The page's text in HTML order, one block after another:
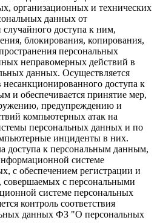
организационных и технических
данных от
доступа к ним,
блокирования, копирования,
персональных
неправомерных действий в
данных. Осуществляется
доступа к
и обеспечивается принятие мер,
предупреждению и
компьютерных атак на
персональных данных и по
инциденты в них.
доступа к персональным данным,
системе
с обеспечением регистрации и
совершаемых с персональными
системе персональных
контроль соответствия
данных ФЗ "О персональных